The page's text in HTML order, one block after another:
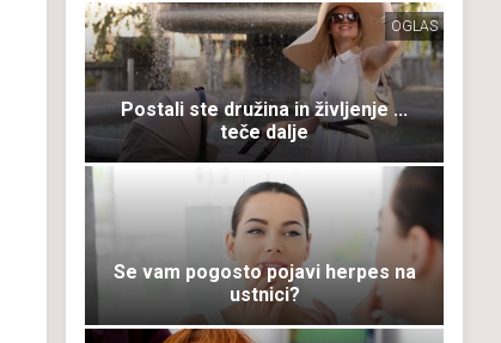
OGLAS
Postali ste družina in življenje ...
teče dalje
Se vam pogosto pojavi herpes na
ustnici?